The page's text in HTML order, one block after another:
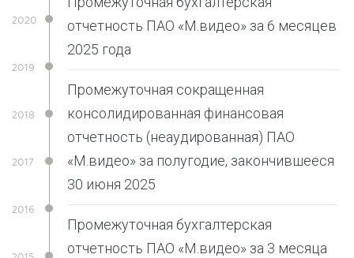
отчетность ПАО «М.видео» за 6 месяцев
2025 года
Промежуточная сокращенная
консолидированная финансовая
отчетность (неаудированная) ПАО
«М.видео» за полугодие, закончившееся
30 июня 2025
Промежуточная бухгалтерская
отчетность ПАО «М.видео» за 3 месяца